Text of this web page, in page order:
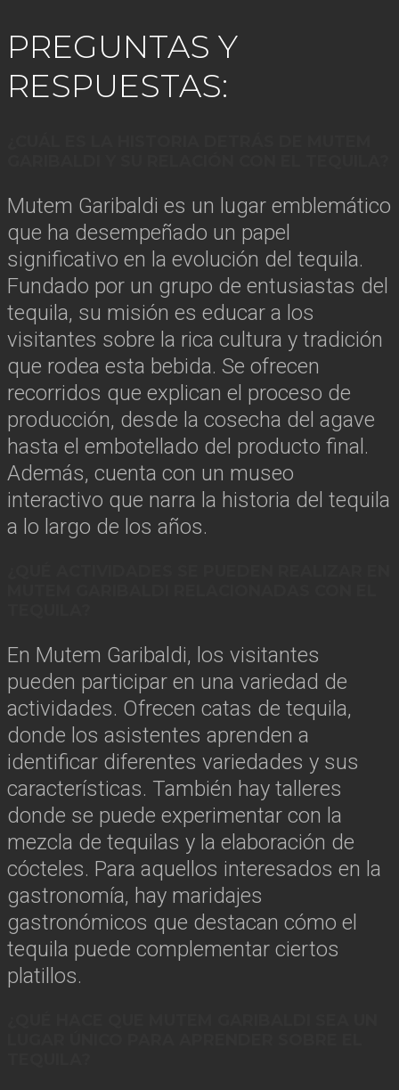
PREGUNTAS Y
RESPUESTAS:
Mutem Garibaldi es un lugar emblemático
que ha desempeñado un papel
significativo en la evolución del tequila.
Fundado por un grupo de entusiastas del
tequila, su misión es educar a los
visitantes sobre la rica cultura y tradición
que rodea esta bebida. Se ofrecen
recorridos que explican el proceso de
producción, desde la cosecha del agave
hasta el embotellado del producto final.
Además, cuenta con un museo
interactivo que narra la historia del tequila
a lo largo de los años.
En Mutem Garibaldi, los visitantes
pueden participar en una variedad de
actividades. Ofrecen catas de tequila,
donde los asistentes aprenden a
identificar diferentes variedades y sus
características. También hay talleres
donde se puede experimentar con la
mezcla de tequilas y la elaboración de
cócteles. Para aquellos interesados en la
gastronomía, hay maridajes
gastronómicos que destacan cómo el
tequila puede complementar ciertos
platillos.